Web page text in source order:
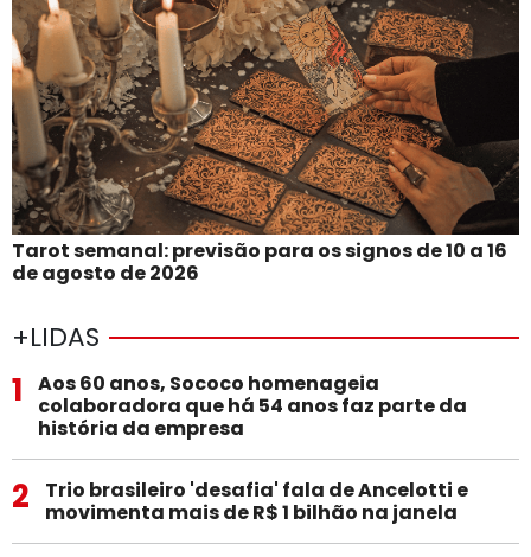
Tarot semanal: previsão para os signos de 10 a 16
de agosto de 2026
+LIDAS
1
Aos 60 anos, Sococo homenageia
colaboradora que há 54 anos faz parte da
história da empresa
2
Trio brasileiro 'desafia' fala de Ancelotti e
movimenta mais de R$ 1 bilhão na janela